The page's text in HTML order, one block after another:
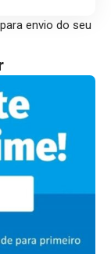
envio do seu